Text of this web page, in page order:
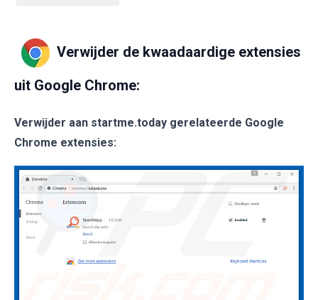
Verwijder de kwaadaardige extensies
uit Google Chrome:
Verwijder aan startme.today gerelateerde Google
Chrome extensies: